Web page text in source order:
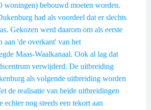
woningen) bebouwd moeten worden.
had als voordeel dat er slechts
Gekozen werd daarom om als eerste
aan 'de overkant' van het
Maas-Waalkanaal. Ook al lag dat
verwijderd. De uitbreiding
als volgende uitbreiding worden
de realisatie van beide uitbreidingen
echter nog steeds een tekort aan